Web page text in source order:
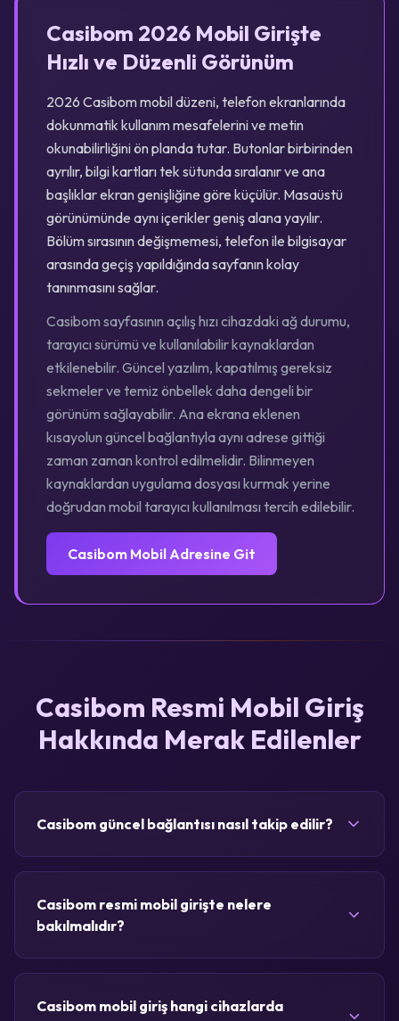
Casibom 2026 Mobil Girişte
Hızlı ve Düzenli Görünüm
2026 Casibom mobil düzeni, telefon ekranlarında
dokunmatik kullanım mesafelerini ve metin
okunabilirliğini ön planda tutar. Butonlar birbirinden
ayrılır, bilgi kartları tek sütunda sıralanır ve ana
başlıklar ekran genişliğine göre küçülür. Masaüstü
görünümünde aynı içerikler geniş alana yayılır.
Bölüm sırasının değişmemesi, telefon ile bilgisayar
arasında geçiş yapıldığında sayfanın kolay
tanınmasını sağlar.
Casibom sayfasının açılış hızı cihazdaki ağ durumu,
tarayıcı sürümü ve kullanılabilir kaynaklardan
etkilenebilir. Güncel yazılım, kapatılmış gereksiz
sekmeler ve temiz önbellek daha dengeli bir
görünüm sağlayabilir. Ana ekrana eklenen
kısayolun güncel bağlantıyla aynı adrese gittiği
zaman zaman kontrol edilmelidir. Bilinmeyen
kaynaklardan uygulama dosyası kurmak yerine
doğrudan mobil tarayıcı kullanılması tercih edilebilir.
Casibom Mobil Adresine Git
Casibom Resmi Mobil Giriş
Hakkında Merak Edilenler
Casibom güncel bağlantısı nasıl takip edilir?
Casibom resmi mobil girişte nelere
bakılmalıdır?
Casibom mobil giriş hangi cihazlarda